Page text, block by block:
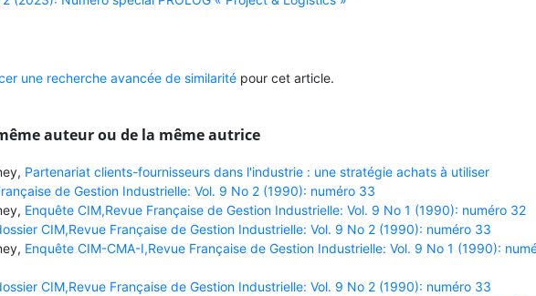
une recherche avancée de similarité pour cet article.
auteur ou de la même autrice
Partenariat clients-fournisseurs dans l'industrie : une stratégie achats à utiliser
de Gestion Industrielle: Vol. 9 No 2 (1990): numéro 33
Enquête CIM,Revue Française de Gestion Industrielle: Vol. 9 No 1 (1990): numéro 32
CIM,Revue Française de Gestion Industrielle: Vol. 9 No 2 (1990): numéro 33
Enquête CIM-CMA-I,Revue Française de Gestion Industrielle: Vol. 9 No 1 (1990):
CIM,Revue Française de Gestion Industrielle: Vol. 9 No 2 (1990): numéro 33